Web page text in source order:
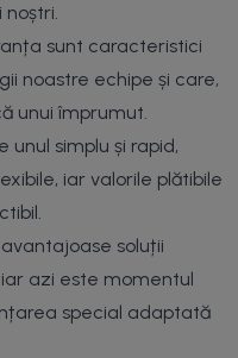
sunt caracteristici
noastre echipe și care,
unui împrumut.
unul simplu și rapid,
iar valorile plătibile
soluții
azi este momentul
special adaptată